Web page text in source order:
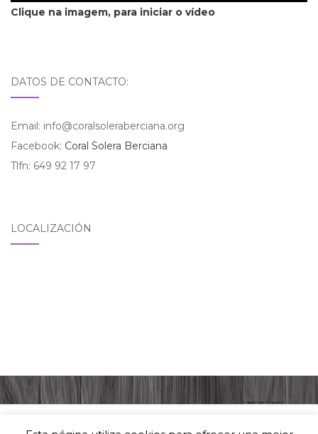
Clique na imagem, para iniciar o vídeo
DATOS DE CONTACTO:
Email: info@coralsoleraberciana.org
Facebook: Coral Solera Berciana
Tlfn: 649 92 17 97
LOCALIZACIÓN